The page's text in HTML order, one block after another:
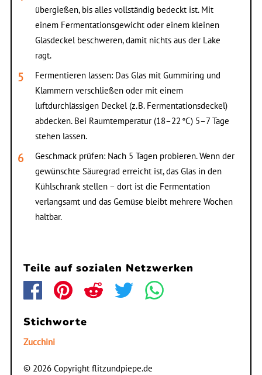
übergießen, bis alles vollständig bedeckt ist. Mit
einem Fermentationsgewicht oder einem kleinen
Glasdeckel beschweren, damit nichts aus der Lake
ragt.
Fermentieren lassen: Das Glas mit Gummiring und
Klammern verschließen oder mit einem
luftdurchlässigen Deckel (z. B. Fermentationsdeckel)
abdecken. Bei Raumtemperatur (18–22 °C) 5–7 Tage
stehen lassen.
Geschmack prüfen: Nach 5 Tagen probieren. Wenn der
gewünschte Säuregrad erreicht ist, das Glas in den
Kühlschrank stellen – dort ist die Fermentation
verlangsamt und das Gemüse bleibt mehrere Wochen
haltbar.
Teile auf sozialen Netzwerken
Stichworte
Zucchini
© 2026 Copyright flitzundpiepe.de